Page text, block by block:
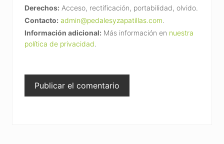
Derechos: Acceso, rectificación, portabilidad, olvido.
Contacto: admin@pedalesyzapatillas.com.
Información adicional: Más información en nuestra
política de privacidad.